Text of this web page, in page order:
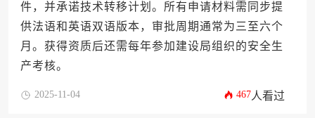
件，并承诺技术转移计划。所有申请材料需同步提
供法语和英语双语版本，审批周期通常为三至六个
月。获得资质后还需每年参加建设局组织的安全生
产考核。
2025-11-04 467人看过